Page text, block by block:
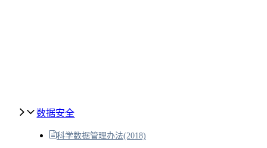
数据安全
科学数据管理办法(2018)